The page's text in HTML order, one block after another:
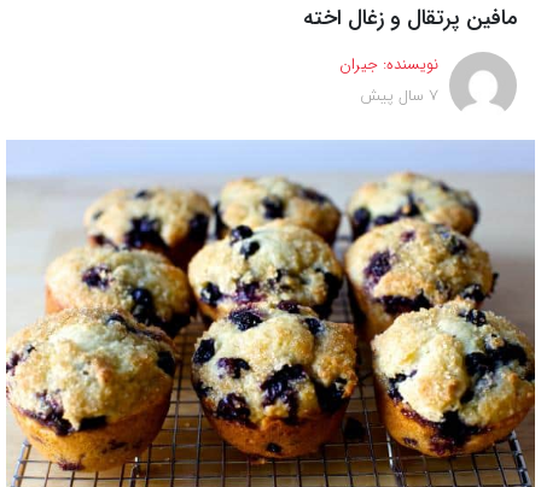
مافین پرتقال و زغال اخته
نویسنده: جیران
7 سال پیش